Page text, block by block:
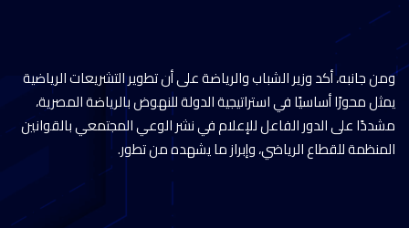
ومن جانبه، أكد وزير الشباب والرياضة على أن تطوير التشريعات الرياضية
يمثل محورًا أساسيًا في استراتيجية الدولة للنهوض بالرياضة المصرية،
مشددًا على الدور الفاعل للإعلام في نشر الوعي المجتمعي بالقوانين
المنظمة للقطاع الرياضي، وإبراز ما يشهده من تطور.